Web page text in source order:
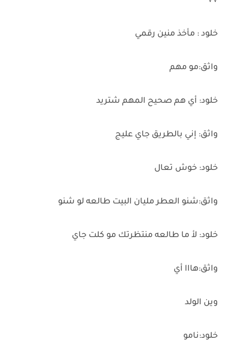
خلود : مأخذ منين رقمي
واثق:مو مهم
خلود: أي هم صحيح المهم شتريد
واثق: إني بالطريق جاي عليج
خلود: خوش تعال
واثق:شنو العطر مليان البيت طالعه لو شنو
خلود: لأ ما طالعه منتظرتك مو كلت جاي
واثق:هااا أي
وين الولد
خلود:نامو